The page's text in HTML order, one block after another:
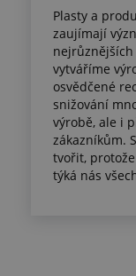
Plasty a
zaujímají
vytváříme
osvědčené
snižování
výrobě, ale i
zákazníkům.
tvořit,
týká nás